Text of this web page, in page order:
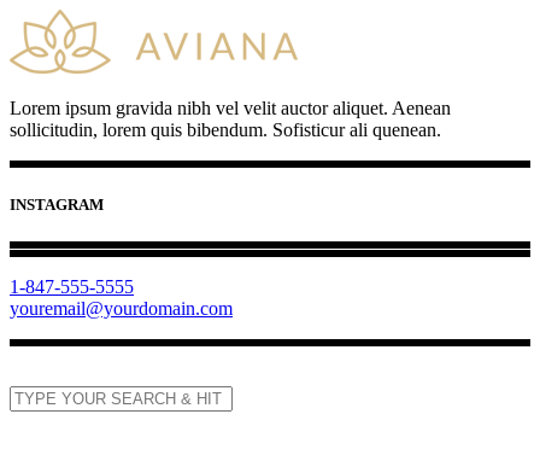
Lorem ipsum gravida nibh vel velit auctor aliquet. Aenean
sollicitudin, lorem quis bibendum. Sofisticur ali quenean.
INSTAGRAM
1-847-555-5555
youremail@yourdomain.com